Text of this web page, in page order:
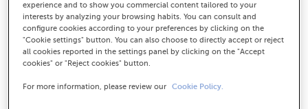
La entidad financiera y la Cofradía A Pastoriza de la
localidad pontevedresa firman un convenio que incluye
una póliza de crédito que adelanta el cobro de las
subvenciones
Este se une a otros en vigor rubricados con
asociaciones del sector marítimo afectadas en Arousa
experience and to show you commercial content tailored to your
interests by analyzing your browsing habits. You can consult and
configure cookies according to your preferences by clicking on the
"Cookie settings" button. You can also choose to directly accept or reject
all cookies reported in the settings panel by clicking on the "Accept
cookies" or "Reject cookies" button.
For more information, please review our Cookie Policy.